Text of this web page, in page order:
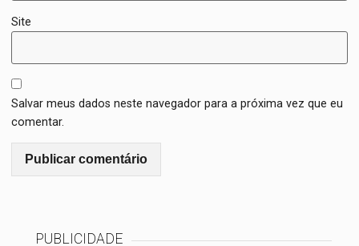
Site
Salvar meus dados neste navegador para a próxima vez que eu
comentar.
PUBLICIDADE